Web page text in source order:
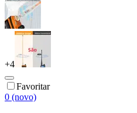
+4
Favoritar
0 (novo)